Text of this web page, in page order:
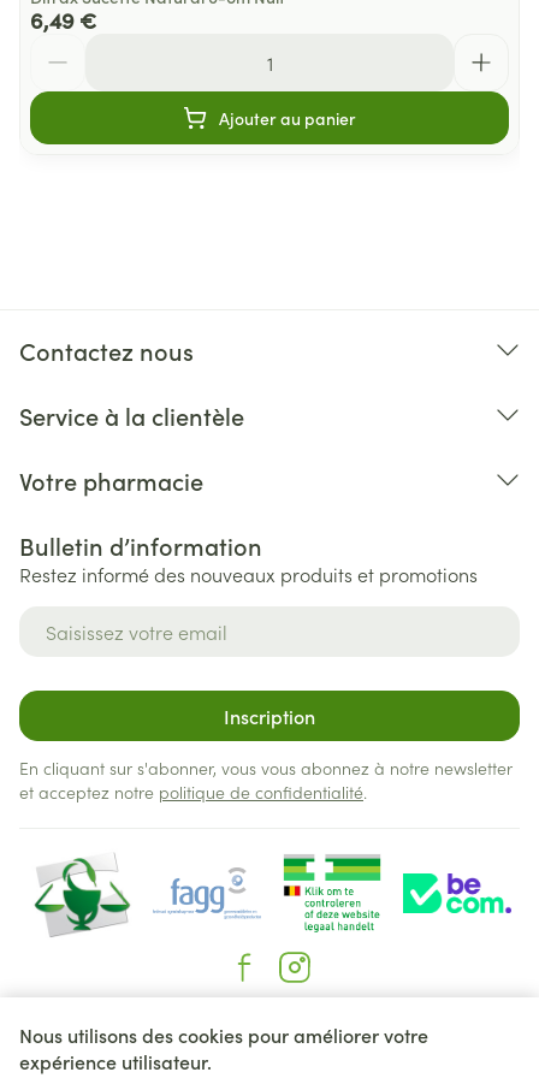
Nous utilisons des cookies pour améliorer votre
expérience utilisateur.
6,49 €
Ajouter au panier
Contactez nous
Service à la clientèle
Votre pharmacie
Bulletin d’information
Restez informé des nouveaux produits et promotions
Inscription
En cliquant sur s'abonner, vous vous abonnez à notre newsletter
et acceptez notre politique de confidentialité.
Liens légaux